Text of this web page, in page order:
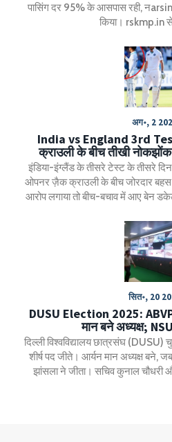
पासिंग दर 95% के आसपास रही,
किया। rskmp.in
अग॰, 2
India vs England 3rd
क्राउली के बीच तीखी नोकझोंक,
इंडिया-इंग्लैंड के तीसरे टेस्ट के तीसरे
ओपनर ज़ैक क्राउली के बीच जोरदार बहस
आरोप लगाया तो बीच-बचाव में आए बेन
सित॰, 20
DUSU Election 2025:
मान बने अध्यक्ष;
दिल्ली विश्वविद्यालय छात्रसंघ
शीर्ष पद जीते। आर्यन मान अध्यक्ष बने,
झांसला ने जीता। सचिव कुनाल चौधरी